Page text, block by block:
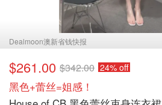
Dealmoon澳新省钱快报
$261.00 $342.00 24% off
黑色+蕾丝=姐感！